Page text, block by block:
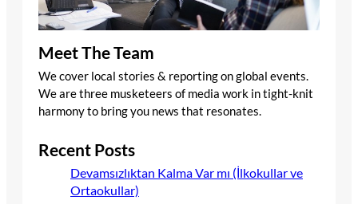
Meet The Team
We cover local stories & reporting on global events.
We are three musketeers of media work in tight-knit
harmony to bring you news that resonates.
Recent Posts
Devamsızlıktan Kalma Var mı (İlkokullar ve
Ortaokullar)